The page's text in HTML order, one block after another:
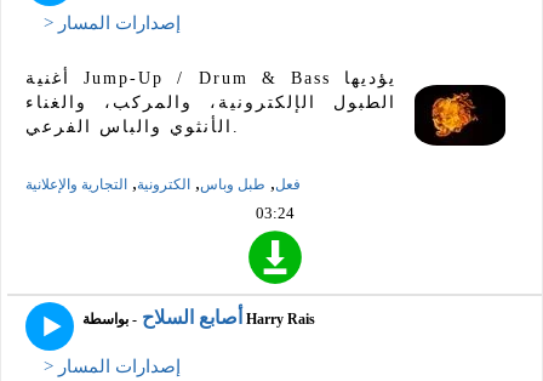
> إصدارات المسار
أغنية Jump-Up / Drum & Bass يؤديها
الطبول الإلكترونية، والمركب، والغناء
فعل, طبل وباس, الكترونية, التجارية والإعلانية
03:24
أصابع السلاح - بواسطة Harry Rais
> إصدارات المسار